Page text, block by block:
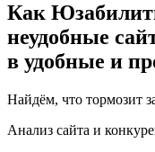
Как
неудобные
в удобные и
Найдём, что тормозит
Анализ сайта и